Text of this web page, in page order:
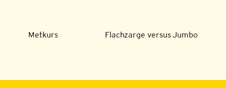
Metkurs Flachzarge versus Jumbo